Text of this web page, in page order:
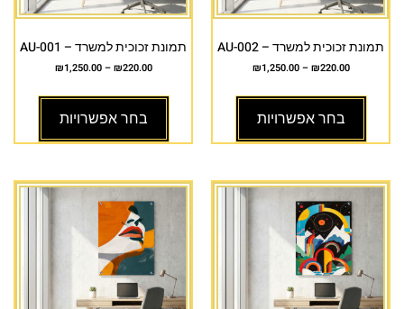
תמונת זכוכית למשרד – AU-002
₪220.00
–
₪1,250.00
בחר אפשרויות
תמונת זכוכית למשרד – AU-001
₪220.00
–
₪1,250.00
בחר אפשרויות